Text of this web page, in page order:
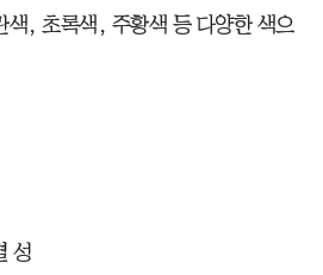
색, 초록색, 주황색 등 다양한 색으
성